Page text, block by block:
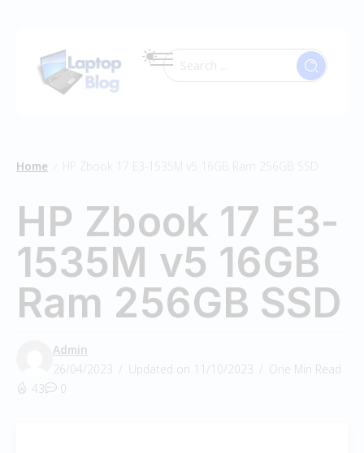
Home HP Zbook 17 E3-1535M v5 16GB Ram 256GB SSD
HP Zbook 17 E3-
1535M v5 16GB
Ram 256GB SSD
Admin
26/04/2023
Updated on 11/10/2023
One Min Read
43
0